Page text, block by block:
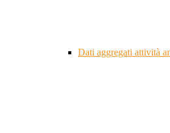
Dati aggregati attività